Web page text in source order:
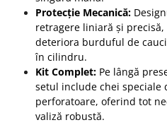
Protecție Mecanică:
retragere liniară și
deteriora burduful de
în cilindru.
Kit Complet: Pe lângă
setul include chei speciale
perforatoare, oferind tot
valiză robustă.